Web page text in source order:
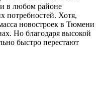
в любом районе
потребностей. Хотя,
новостроек в Тюмени
Но благодаря высокой
быстро перестают